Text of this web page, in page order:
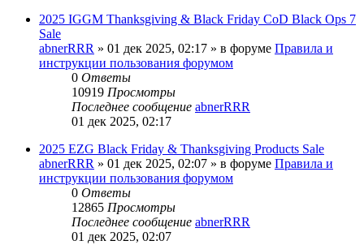
2025 IGGM Thanksgiving & Black Friday CoD Black Ops 7
Sale
abnerRRR » 01 дек 2025, 02:17 » в форуме Правила и
инструкции пользования форумом
0 Ответы
10919 Просмотры
Последнее сообщение abnerRRR
01 дек 2025, 02:17
2025 EZG Black Friday & Thanksgiving Products Sale
abnerRRR » 01 дек 2025, 02:07 » в форуме Правила и
инструкции пользования форумом
0 Ответы
12865 Просмотры
Последнее сообщение abnerRRR
01 дек 2025, 02:07